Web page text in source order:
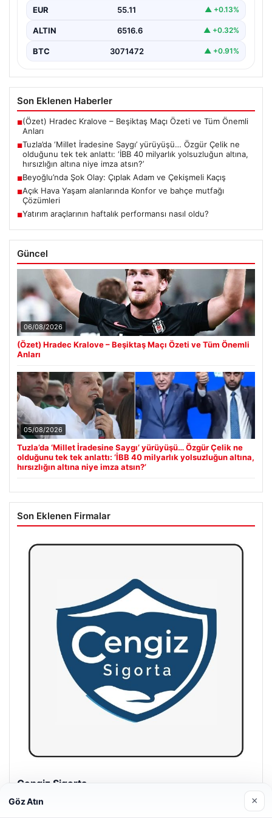
{ “title”: “Tuzla’da ‘Millet İradesine Saygı’ Yürüyüşü ve
Özgür Çelik’ten Açıklamalar”, “content”: “ Tuzla…
EUR 55.11 ▲ +0.13%
ALTIN 6516.6 ▲ +0.32%
BTC 3071472 ▲ +0.91%
Son Eklenen Haberler
■(Özet) Hradec Kralove – Beşiktaş Maçı Özeti ve Tüm Önemli
Anları
■Tuzla’da ‘Millet İradesine Saygı’ yürüyüşü… Özgür Çelik ne
olduğunu tek tek anlattı: ‘İBB 40 milyarlık yolsuzluğun altına,
hırsızlığın altına niye imza atsın?’
■Beyoğlu’nda Şok Olay: Çıplak Adam ve Çekişmeli Kaçış
■Açık Hava Yaşam alanlarında Konfor ve bahçe mutfağı
Çözümleri
■Yatırım araçlarının haftalık performansı nasıl oldu?
Güncel
06/08/2026
(Özet) Hradec Kralove – Beşiktaş Maçı Özeti ve Tüm Önemli
Anları
05/08/2026
Tuzla’da ‘Millet İradesine Saygı’ yürüyüşü… Özgür Çelik ne
olduğunu tek tek anlattı: ‘İBB 40 milyarlık yolsuzluğun altına,
hırsızlığın altına niye imza atsın?’
Son Eklenen Firmalar
Hastaş Beton
26/05/2026
Göz Atın ×